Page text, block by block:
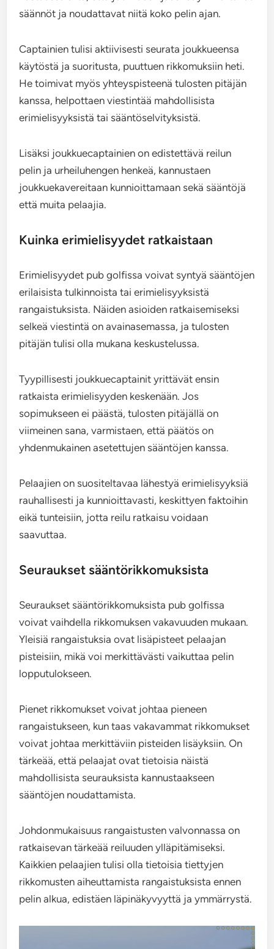
säännöt ja noudattavat niitä koko pelin ajan.
Captainien tulisi aktiivisesti seurata joukkueensa
käytöstä ja suoritusta, puuttuen rikkomuksiin heti.
He toimivat myös yhteyspisteenä tulosten pitäjän
kanssa, helpottaen viestintää mahdollisista
erimielisyyksistä tai sääntöselvityksistä.
Lisäksi joukkuecaptainien on edistettävä reilun
pelin ja urheiluhengen henkeä, kannustaen
joukkuekavereitaan kunnioittamaan sekä sääntöjä
että muita pelaajia.
Kuinka erimielisyydet ratkaistaan
Erimielisyydet pub golfissa voivat syntyä sääntöjen
erilaisista tulkinnoista tai erimielisyyksistä
rangaistuksista. Näiden asioiden ratkaisemiseksi
selkeä viestintä on avainasemassa, ja tulosten
pitäjän tulisi olla mukana keskustelussa.
Tyypillisesti joukkuecaptainit yrittävät ensin
ratkaista erimielisyyden keskenään. Jos
sopimukseen ei päästä, tulosten pitäjällä on
viimeinen sana, varmistaen, että päätös on
yhdenmukainen asetettujen sääntöjen kanssa.
Pelaajien on suositeltavaa lähestyä erimielisyyksiä
rauhallisesti ja kunnioittavasti, keskittyen faktoihin
eikä tunteisiin, jotta reilu ratkaisu voidaan
saavuttaa.
Seuraukset sääntörikkomuksista
Seuraukset sääntörikkomuksista pub golfissa
voivat vaihdella rikkomuksen vakavuuden mukaan.
Yleisiä rangaistuksia ovat lisäpisteet pelaajan
pisteisiin, mikä voi merkittävästi vaikuttaa pelin
lopputulokseen.
Pienet rikkomukset voivat johtaa pieneen
rangaistukseen, kun taas vakavammat rikkomukset
voivat johtaa merkittäviin pisteiden lisäyksiin. On
tärkeää, että pelaajat ovat tietoisia näistä
mahdollisista seurauksista kannustaakseen
sääntöjen noudattamista.
Johdonmukaisuus rangaistusten valvonnassa on
ratkaisevan tärkeää reiluuden ylläpitämiseksi.
Kaikkien pelaajien tulisi olla tietoisia tiettyjen
rikkomusten aiheuttamista rangaistuksista ennen
pelin alkua, edistäen läpinäkyvyyttä ja ymmärrystä.